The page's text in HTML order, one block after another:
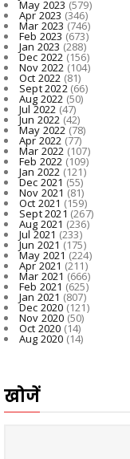
May 2023(579)
Apr 2023 (346)
Mar 2023 (746)
Feb 2023 (673)
Jan 2023 (288)
Dec 2022(156)
Nov 2022 (104)
Oct 2022 (81)
Sept 2022(66)
Aug 2022 (50)
Jul 2022 (47)
Jun 2022(42)
May 2022(78)
Apr 2022 (77)
Mar 2022(107)
Feb 2022 (109)
Jan 2022 (121)
Dec 2021 (55)
Nov 2021 (81)
Oct 2021 (159)
Sept 2021 (267)
Aug 2021 (236)
Jul 2021 (233)
Jun 2021(175)
May 2021(224)
Apr 2021 (211)
Mar 2021 (666)
Feb 2021 (625)
Jan 2021 (807)
Dec 2020(121)
Nov 2020 (50)
Oct 2020 (14)
Aug 2020(14)
खोजें